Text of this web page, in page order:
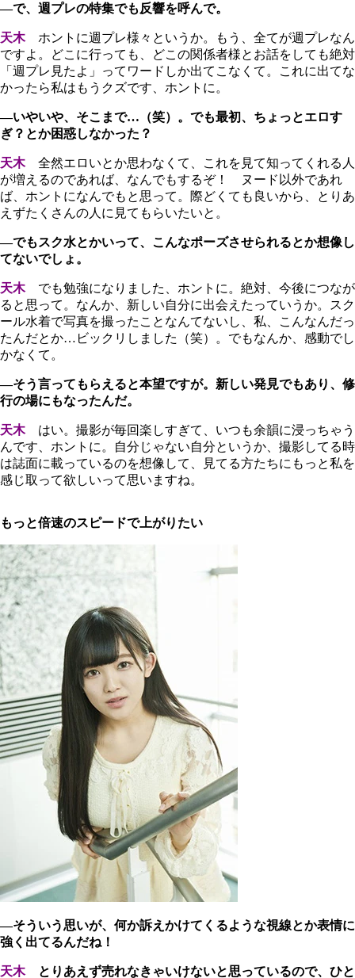
―で、週プレの特集でも反響を呼んで。
天木
ホントに週プレ様々というか。もう、全てが週プレなん
ですよ。どこに行っても、どこの関係者様とお話をしても絶対
「週プレ見たよ」ってワードしか出てこなくて。これに出てな
かったら私はもうクズです、ホントに。
―いやいや、そこまで…（笑）。でも最初、ちょっとエロす
ぎ？とか困惑しなかった？
天木
全然エロいとか思わなくて、これを見て知ってくれる人
が増えるのであれば、なんでもするぞ！ ヌード以外であれ
ば、ホントになんでもと思って。際どくても良いから、とりあ
えずたくさんの人に見てもらいたいと。
―でもスク水とかいって、こんなポーズさせられるとか想像し
てないでしょ。
天木
でも勉強になりました、ホントに。絶対、今後につなが
ると思って。なんか、新しい自分に出会えたっていうか。スク
ール水着で写真を撮ったことなんてないし、私、こんなんだっ
たんだとか…ビックリしました（笑）。でもなんか、感動でし
かなくて。
―そう言ってもらえると本望ですが。新しい発見でもあり、修
行の場にもなったんだ。
天木はい。撮影が毎回楽しすぎて、いつも余韻に浸っちゃう
んです、ホントに。自分じゃない自分というか、撮影してる時
は誌面に載っているのを想像して、見てる方たちにもっと私を
感じ取って欲しいって思いますね。
もっと倍速のスピードで上がりたい
―そういう思いが、何か訴えかけてくるような視線とか表情に
強く出てるんだね！
天木 とりあえず売れなきゃいけないと思っているので、ひと